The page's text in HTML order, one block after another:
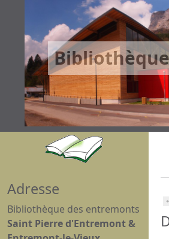
Adresse
Bibliothèque des entremonts
Saint Pierre d'Entremont &